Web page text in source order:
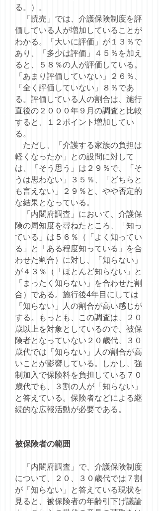
る。）。
「読売」では、介護保険制度を評
価している人が増加していることが
わかる。「大いに評価」が１３％で
あり、「多少は評価」４５％を加え
ると、５８％の人が評価している。
「あまり評価していない」２６％、
「全く評価していない」８％であ
る。評価している人の割合は、施行
直後の２０００年９月の調査と比較
すると、１２ポイント増加してい
る。
ただし、「介護する家族の負担は
軽くなったか」との設問に対して
は、「そう思う」は２９％で、「そ
うは思わない」３５％、「どちらと
も言えない」２９％と、やや否定的
な結果となっている。
「内閣府調査」において、介護保
険の周知度を尋ねたところ、「知っ
ている」は５６％（「よく知ってい
る」と「ある程度知っている」を合
わせた割合）に対し、「知らない」
が４３％（「ほとんど知らない」と
「まったく知らない」を合わせた割
合）である。施行後4年目にしては
「知らない」人の割合が高い感じが
する。もっとも、この調査は、２０
歳以上を対象としているので、被保
険者となっていない２０歳代、３０
歳代では「知らない」人の割合が高
いことが影響している。しかし、強
制加入で保険料を負担している７０
歳代でも、３割の人が「知らない」
と答えている。保険者などによる継
続的な広報活動が必要である。
被保険者の範囲
「内閣府調査」で、介護保険制度
について、２０、３０歳代では７割
が「知らない」と答えている現状を
見ると、被保険者の年齢引下げ議論